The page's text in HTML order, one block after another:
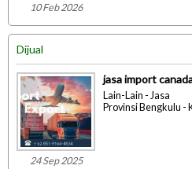
10 Feb 2026
Dijual
24 Sep 2025
jasa import
Lain-Lain - Jasa
Provinsi Bengkulu -